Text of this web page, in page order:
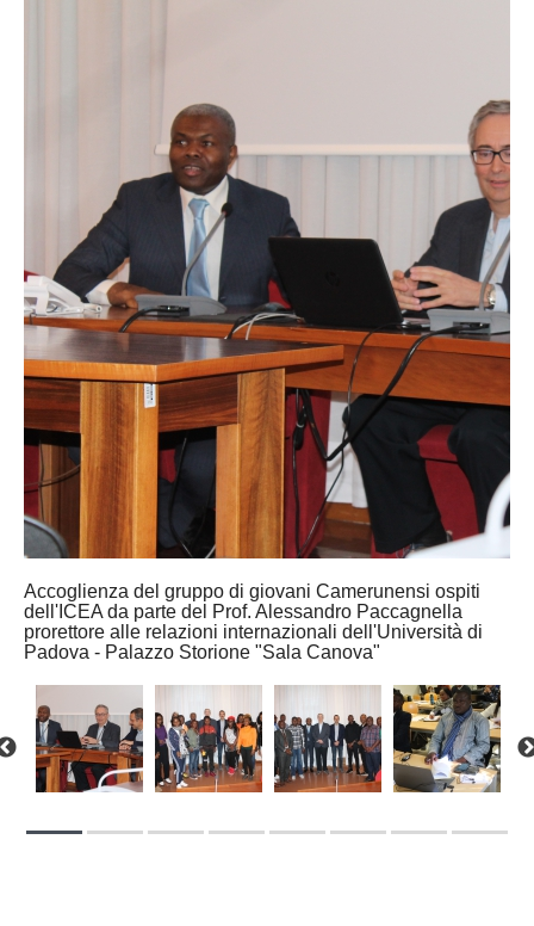
Accoglienza del gruppo di giovani Camerunensi ospiti
dell'ICEA da parte del Prof. Alessandro Paccagnella
prorettore alle relazioni internazionali dell'Università di
Padova - Palazzo Storione "Sala Canova"